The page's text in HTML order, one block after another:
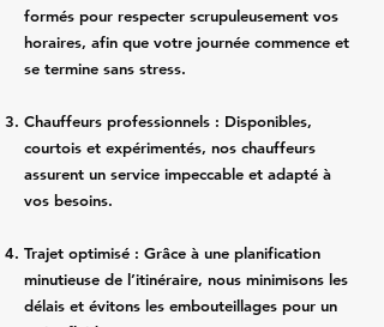
formés pour respecter scrupuleusement vos
horaires, afin que votre journée commence et
se termine sans stress.
Chauffeurs professionnels : Disponibles,
courtois et expérimentés, nos chauffeurs
assurent un service impeccable et adapté à
vos besoins.
Trajet optimisé : Grâce à une planification
minutieuse de l’itinéraire, nous minimisons les
délais et évitons les embouteillages pour un